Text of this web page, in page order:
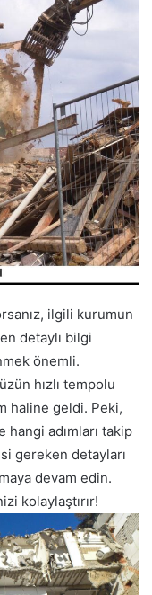
ilgili kurumun
detaylı bilgi
önemli.
hızlı tempolu
haline geldi. Peki,
adımları takip
gereken detayları
devam edin.
kolaylaştırır!